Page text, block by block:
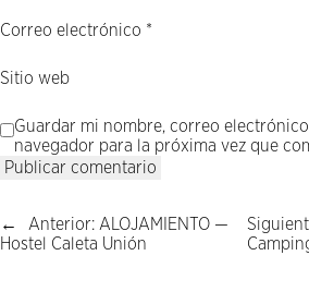
Correo electrónico *
Sitio web
Guardar mi nombre, correo
navegador para la próxima vez que
← Anterior: ALOJAMIENTO —
Hostel Caleta Unión